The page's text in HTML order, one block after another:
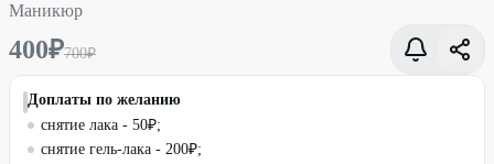
Маникюр
400₽700₽
Доплаты по желанию
снятие лака - 50₽;
снятие гель-лака - 200₽;